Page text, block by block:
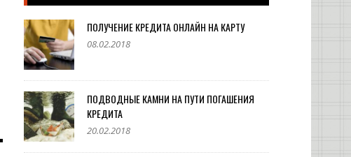
ПОЛУЧЕНИЕ КРЕДИТА ОНЛАЙН НА КАРТУ
08.02.2018
ПОДВОДНЫЕ КАМНИ НА ПУТИ ПОГАШЕНИЯ
КРЕДИТА
20.02.2018